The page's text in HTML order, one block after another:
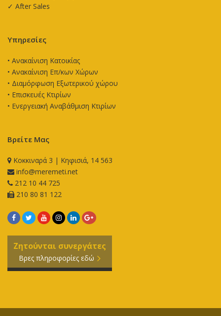
✓ After Sales
Υπηρεσίες
• Ανακαίνιση Κατοικίας
• Ανακαίνιση Επ/κων Χώρων
• Διαμόρφωση Εξωτερικού χώρου
• Επισκευές Κτιρίων
• Ενεργειακή Αναβάθμιση Κτιρίων
Βρείτε Μας
Κοκκιναρά 3 | Κηφισιά, 14 563
info@meremeti.net
212 10 44 725
210 80 81 122
Ζητούνται συνεργάτες
Βρες πληροφορίες εδώ